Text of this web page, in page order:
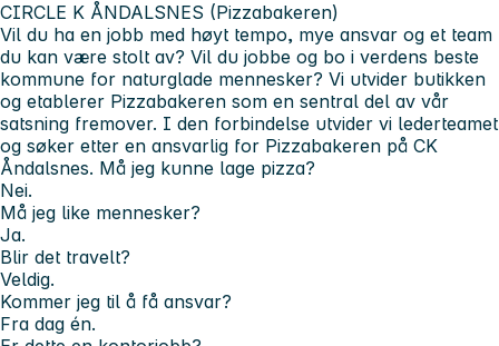
CIRCLE K ÅNDALSNES (Pizzabakeren)
Vil du ha en jobb med høyt tempo, mye ansvar og et team
du kan være stolt av? Vil du jobbe og bo i verdens beste
kommune for naturglade mennesker? Vi utvider butikken
og etablerer Pizzabakeren som en sentral del av vår
satsning fremover. I den forbindelse utvider vi lederteamet
og søker etter en ansvarlig for Pizzabakeren på CK
Åndalsnes. Må jeg kunne lage pizza?
Nei.
Må jeg like mennesker?
Ja.
Blir det travelt?
Veldig.
Kommer jeg til å få ansvar?
Fra dag én.